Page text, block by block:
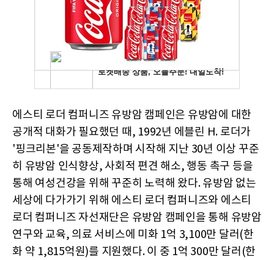
에스티 로더 컴퍼니즈 유방암 캠페인은 유방암에 대한
공개적 대화가 필요했던 때, 1992년 에블린 H. 로더가
'핑크리본'을 공동제작하며 시작해 지난 30년 이상 꾸준
히 유방암 인식향상, 사회적 편견 해소, 행동 촉구 등을
통해 여성건강을 위해 꾸준히 노력해 왔다. 유방암 없는
세상에 다가가기 위해 에스티 로더 컴퍼니즈와 에스티
로더 컴퍼니즈 자선재단은 유방암 캠페인을 통해 유방암
연구와 교육, 의료 서비스에 미화 1억 3,100만 달러(한
화 약 1,815억원)를 지원했다. 이 중 1억 300만 달러(한